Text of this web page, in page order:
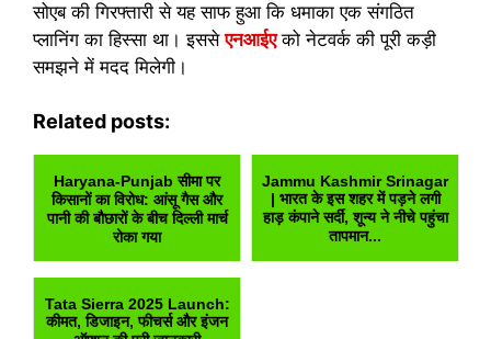
सोएब की गिरफ्तारी से यह साफ हुआ कि धमाका एक संगठित
प्लानिंग का हिस्सा था। इससेएनआईएको नेटवर्क की पूरी कड़ी
समझने में मदद मिलेगी।
Related posts:
Haryana-Punjab सीमा पर
किसानों का विरोध: आंसू गैस और
पानी की बौछारों के बीच दिल्ली मार्च
रोका गया
Jammu Kashmir Srinagar
| भारत के इस शहर में पड़ने लगी
हाड़ कंपाने सर्दी, शून्य ने नीचे पहुंचा
तापमान...
Tata Sierra 2025 Launch:
कीमत, डिजाइन, फीचर्स और इंजन